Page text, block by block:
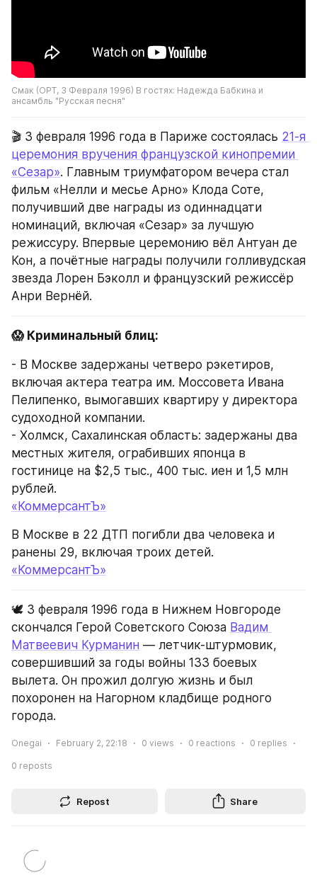
Смак (ОРТ, 3 Февраля 1996) В гостях: Надежда Бабкина и
ансамбль "Русская песня"
🎬 3 февраля 1996 года в Париже состоялась 21-я
церемония вручения французской кинопремии
«Сезар». Главным триумфатором вечера стал
фильм «Нелли и месье Арно» Клода Соте,
получивший две награды из одиннадцати
номинаций, включая «Сезар» за лучшую
режиссуру. Впервые церемонию вёл Антуан де
Кон, а почётные награды получили голливудская
звезда Лорен Бэколл и французский режиссёр
Анри Вернёй.
😱 Криминальный блиц:
- В Москве задержаны четверо рэкетиров,
включая актера театра им. Моссовета Ивана
Пелипенко, вымогавших квартиру у директора
судоходной компании.
- Холмск, Сахалинская область: задержаны два
местных жителя, ограбивших японца в
гостинице на $2,5 тыс., 400 тыс. иен и 1,5 млн
рублей.
«КоммерсантЪ»
В Москве в 22 ДТП погибли два человека и
ранены 29, включая троих детей.
«КоммерсантЪ»
🕊️ 3 февраля 1996 года в Нижнем Новгороде
скончался Герой Советского Союза Вадим
Матвеевич Курманин — летчик-штурмовик,
совершивший за годы войны 133 боевых
вылета. Он прожил долгую жизнь и был
похоронен на Нагорном кладбище родного
города.
Onegai February 2, 22:18 0 views 0 reactions 0 replies
0 reposts
Repost Share